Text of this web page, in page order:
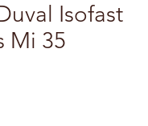
Isofast
Mi 35